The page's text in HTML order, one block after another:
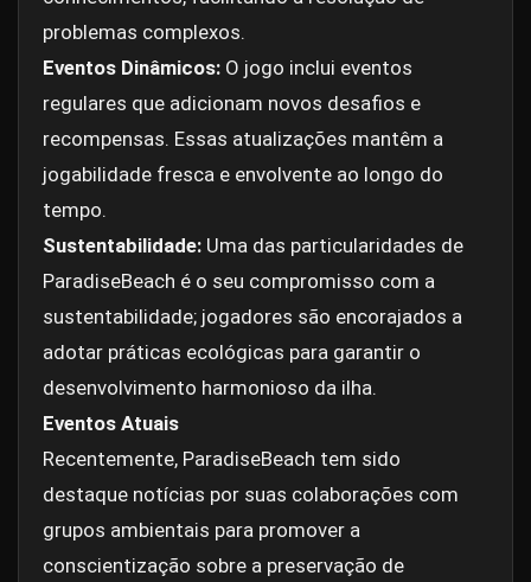
problemas complexos.
Eventos Dinâmicos: O jogo inclui eventos
regulares que adicionam novos desafios e
recompensas. Essas atualizações mantêm a
jogabilidade fresca e envolvente ao longo do
tempo.
Sustentabilidade: Uma das particularidades de
ParadiseBeach é o seu compromisso com a
sustentabilidade; jogadores são encorajados a
adotar práticas ecológicas para garantir o
desenvolvimento harmonioso da ilha.
Eventos Atuais
Recentemente, ParadiseBeach tem sido
destaque notícias por suas colaborações com
grupos ambientais para promover a
conscientização sobre a preservação de